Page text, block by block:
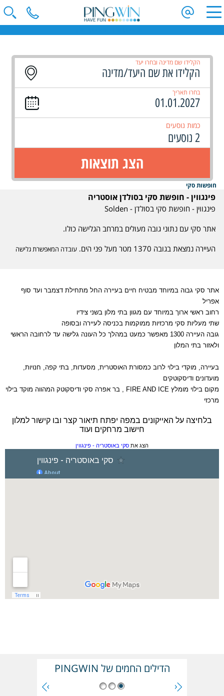
הקלידו שם מדינה ובחרו יעד
בחרו תאריך
כמות נוסעים
2 נוסעים
הצג תוצאות
חופשות סקי
פינגווין - חופשת סקי בסולדן אוסטריה
פינגווין - חופשת סקי בסולדן - Solden
אתר סקי עם נתוני גובה מעולים במרחב הגלישה כולו.
העיירה נמצאת בגובה 1370 מטר מעל פני הים,
עובדה המאפשרת גלישה
טיפוס של 1900 מטר ואתם בתחנה העליונה מביטים אל העולם מקרחון
בגובה 3250 מטר מעל פני הים.
שתי מעליות סקי ממוקמות בכניסה לעיירה ובסופה.
רחובה הראשי של סולדן ארוך במיוחד עם מגוון בתי מלון בשני צדיו.
מוקדי בילוי, מסעדות ובתי קפה, חנויות לרכישת מוצרים וסחורות
וכמובן חיי לילה מסיבות מועדונים ודיסקוטקים את כל אלה תמצאו בסולדן
העיירה.
פעם פינגווין ... תמיד פינגווין
אתר סקי גבוה במיוחד מבטיח חיים בעיירה החל מתחילת דצמבר ועד סוף
אפריל
רחוב ראשי ארוך במיוחד עם מגוון בתי מלון בשני צידיו
שתי מעליות סקי מרכזיות ממוקמות בכניסה לעיירה ובסופה
גובה העיירה 1300 מאפשר כמעט במהלך כל העונה גלישה עד לרחובה הראשי
ולאזור בתי המלון
בעיירה, מוקדי בילוי לרוב כמסורת האוסטרית, מסעדות, בתי קפה, חנויות,
מועדונים ודיסקוטקים
מקום בילוי מומלץ FIRE AND ICE , בר אפרה סקי ודיסקוטק המהווה מוקד בילוי
מרכזי
בלחיצה על האייקונים במפה יפתח תיאור קצר ובו קישור למלון
חישוב מרחקים ועוד
הצג את סקי באוסטריה - פינגווין
הדילים החמים של PINGWIN